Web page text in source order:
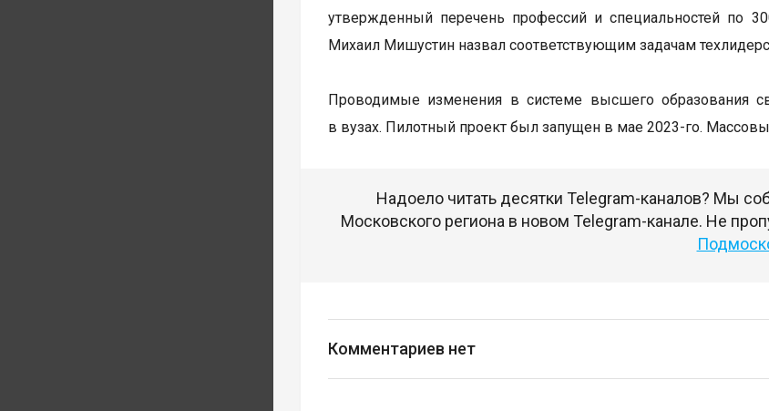
утвержденный перечень профессий и специальностей по
Михаил Мишустин назвал соответствующим задачам
Проводимые изменения в системе высшего образования
в вузах. Пилотный проект был запущен в мае 2023-го.
Надоело читать десятки Telegram-каналов? Мы
Московского региона в новом Telegram-канале. Не
Комментариев нет